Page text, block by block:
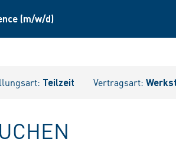
(m/w/d)
Teilzeit Vertragsart: